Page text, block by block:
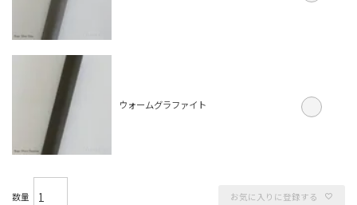
ウォームグラファイト
お気に入りに登録する